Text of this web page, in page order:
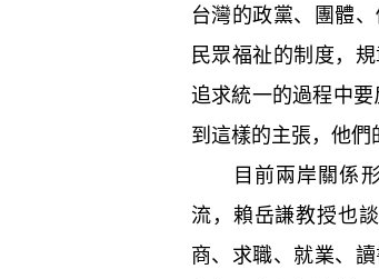
台灣的政黨、團體
民眾福祉的制度，
追求統一的過程中要
到這樣的主張，他們
目前兩岸關係形
流，賴岳謙教授也
商、求職、就業、